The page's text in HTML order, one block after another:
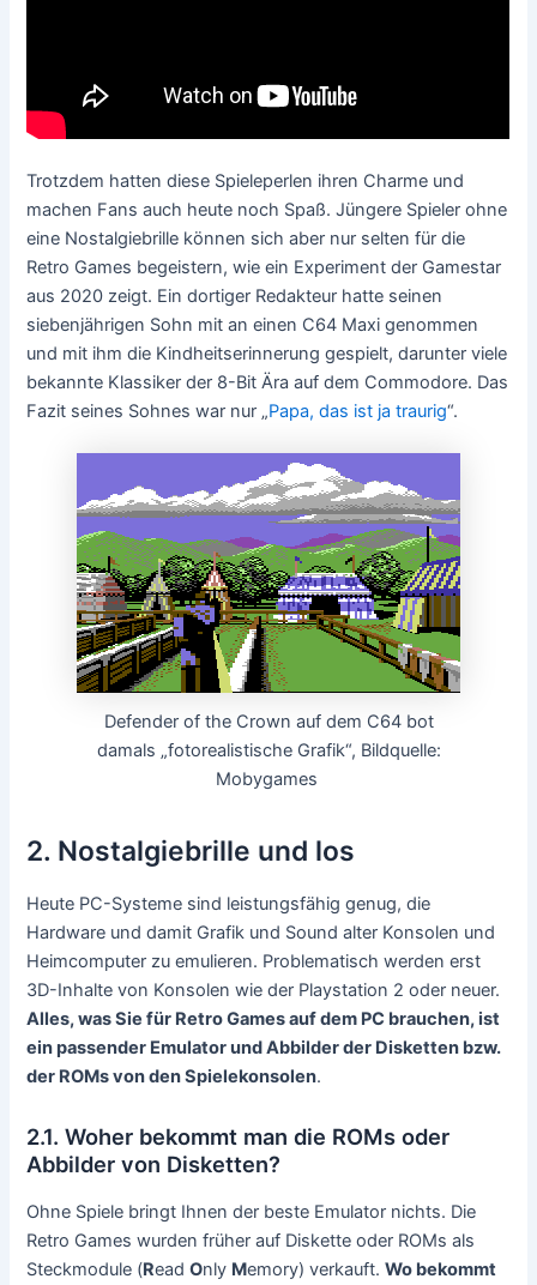
Trotzdem hatten diese Spieleperlen ihren Charme und
machen Fans auch heute noch Spaß. Jüngere Spieler ohne
eine Nostalgiebrille können sich aber nur selten für die
Retro Games begeistern, wie ein Experiment der Gamestar
aus 2020 zeigt. Ein dortiger Redakteur hatte seinen
siebenjährigen Sohn mit an einen C64 Maxi genommen
und mit ihm die Kindheitserinnerung gespielt, darunter viele
bekannte Klassiker der 8-Bit Ära auf dem Commodore. Das
Fazit seines Sohnes war nur „Papa, das ist ja traurig“.
Defender of the Crown auf dem C64 bot
damals „fotorealistische Grafik“, Bildquelle:
Mobygames
2. Nostalgiebrille und los
Heute PC-Systeme sind leistungsfähig genug, die
Hardware und damit Grafik und Sound alter Konsolen und
Heimcomputer zu emulieren. Problematisch werden erst
3D-Inhalte von Konsolen wie der Playstation 2 oder neuer.
Alles, was Sie für Retro Games auf dem PC brauchen, ist
ein passender Emulator und Abbilder der Disketten bzw.
der ROMs von den Spielekonsolen.
2.1. Woher bekommt man die ROMs oder
Abbilder von Disketten?
Ohne Spiele bringt Ihnen der beste Emulator nichts. Die
Retro Games wurden früher auf Diskette oder ROMs als
Steckmodule (ReadOnly Memory) verkauft.Wo bekommt